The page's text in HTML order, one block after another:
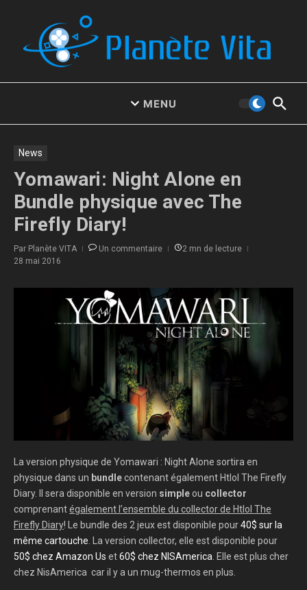
MENU
News
Yomawari: Night Alone en
Bundle physique avec The
Firefly Diary!
Par Planète VITA Un commentaire
2 mn de lecture
28 mai 2016
La version physique de Yomawari : Night Alone sortira en
physique dans un bundlecontenant également Htlol The Firefly
Diary. Il sera disponible en version simpleou collector
comprenantégalement l’ensemble du collector de Htlol The
Firefly Diary! Le bundle des 2 jeux est disponible pour40$ sur la
même cartouche. La version collector, elle est disponible pour
50$ chez Amazon Us et60$ chez NISAmerica. Elle est plus cher
chez NisAmerica car il y a un mug-thermos en plus.